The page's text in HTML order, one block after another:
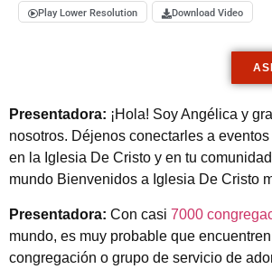
Play Lower Resolution Download Video
Presentadora: ¡Hola! Soy Angélica y
nosotros. Déjenos conectarles a
en la Iglesia De Cristo y en tu
mundo Bienvenidos a Iglesia De Cristo
Presentadora: Con casi 7000
mundo, es muy probable que
congregación o grupo de servicio de